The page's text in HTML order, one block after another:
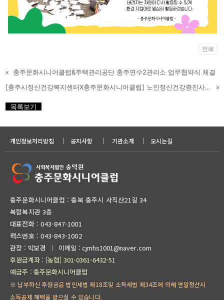
인쇄
«
충주문화시니어클럽&주택관리공단 충주연수2관리소 업무협약식 체결
[충주시정신건강복지센터X충주문화시니어클럽] 노인정신건강증진사업 업무협약식 체결
»
목록보기
개인정보처리방침 ｜ 공지사항 ｜ 기관소개 ｜ 오시는길
충주문화시니어클럽 : 충북 충주시 사직산21길 34
복합복지관 3층
대표전화 : 043-847-1001
팩스번호 : 043-843-1002
관장 : 박보경
｜ 이메일 : cjmhs1001@naver.com
후원금계좌 : [농협] 301-0361-6432-51
예금주 : 충주문화시니어클럽
※ 납부하신 후원금은 법인세법 제18조및 소득세법 제34조에 의해 연말정산시
소득공제 혜택을 받으실 수 있습니다.